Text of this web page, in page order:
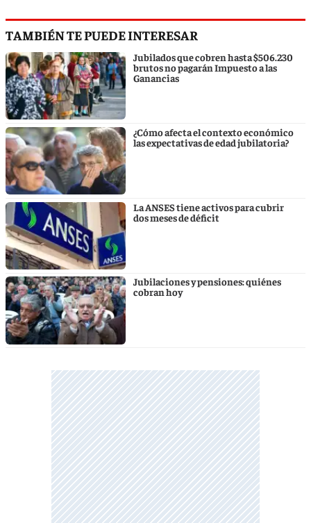
TAMBIÉN TE PUEDE INTERESAR
Jubilados que cobren hasta $506.230
brutos no pagarán Impuesto a las
Ganancias
¿Cómo afecta el contexto económico
las expectativas de edad jubilatoria?
La ANSES tiene activos para cubrir
dos meses de déficit
Jubilaciones y pensiones: quiénes
cobran hoy